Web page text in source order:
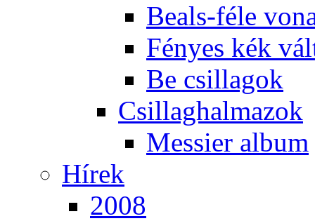
Be­als-fé­le
Fé­nyes kék
Be csil­la­gok
Csil­lag­hal­ma­zok
Mes­si­er al­bum
Hí­rek
2008